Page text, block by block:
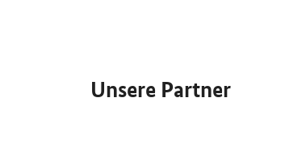
Unsere Partner